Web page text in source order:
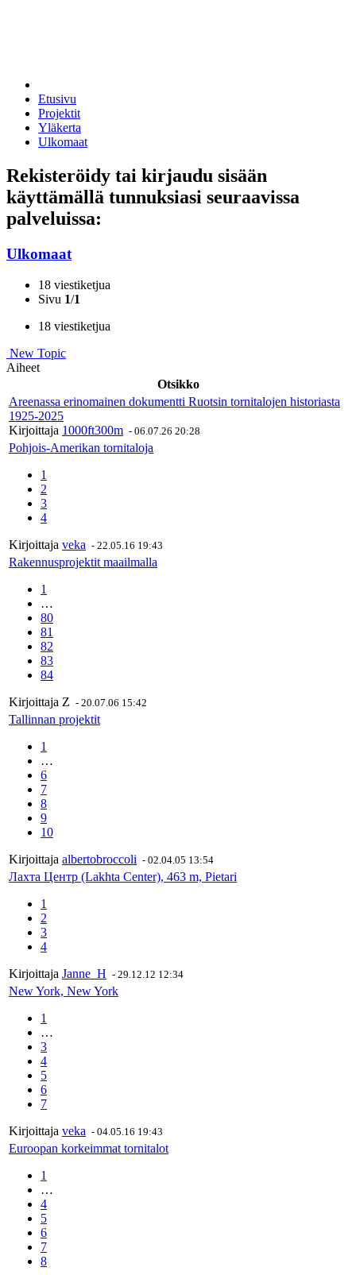
Etusivu
Projektit
Yläkerta
Ulkomaat
Rekisteröidy tai kirjaudu sisään
käyttämällä tunnuksiasi seuraavissa
palveluissa:
Ulkomaat
18 viestiketjua
Sivu 1/1
18 viestiketjua
New Topic
Aiheet
Otsikko
Areenassa erinomainen dokumentti Ruotsin tornitalojen historiasta
1925-2025
Kirjoittaja 1000ft300m - 06.07.26 20:28
Pohjois-Amerikan tornitaloja
1
2
3
4
Kirjoittaja veka - 22.05.16 19:43
Rakennusprojektit maailmalla
1
…
80
81
82
83
84
Kirjoittaja Z - 20.07.06 15:42
Tallinnan projektit
1
…
6
7
8
9
10
Kirjoittaja albertobroccoli - 02.04.05 13:54
Лахта Центр (Lakhta Center), 463 m, Pietari
1
2
3
4
Kirjoittaja Janne_H - 29.12.12 12:34
New York, New York
1
…
3
4
5
6
7
Kirjoittaja veka - 04.05.16 19:43
Euroopan korkeimmat tornitalot
1
…
4
5
6
7
8